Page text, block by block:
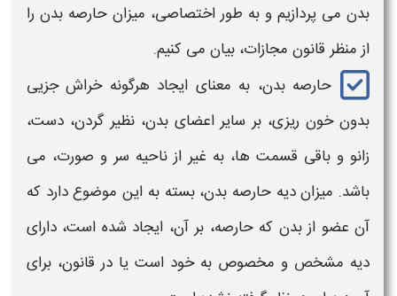
بدن می پردازیم و به طور اختصاصی، میزان حارصه بدن را
از منظر قانون مجازات، بیان می کنیم.
حارصه بدن، به معنای ایجاد هرگونه خراش جزیی
بدون خون ریزی، بر سایر اعضای بدن، نظیر گردن، دست،
زانو و باقی قسمت ها، به غیر از ناحیه سر و صورت، می
باشد. میزان دیهحارصه بدن،بسته به این موضوع دارد که
آن عضو ازبدن که حارصه، بر آن، ایجاد شده است، دارای
دیه مشخص و مخصوص به خود است یا در قانون، برای